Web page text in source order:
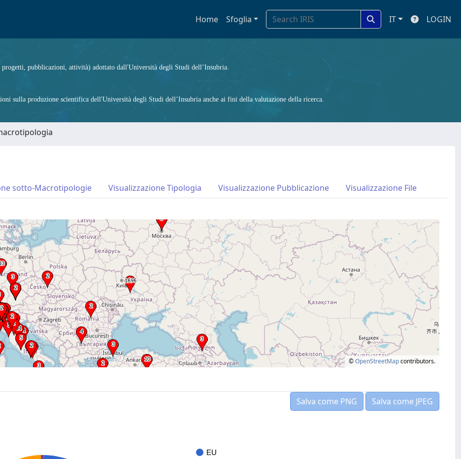
Home Sfoglia IT LOGIN
pubblicazioni, attività) adottato dall'Università degli Studi dell’Insubria.
sulla produzione scientifica dell'Università degli Studi dell’Insubria anche ai fini della valutazione della ricerca.
sotto-Macrotipologie Visualizzazione Tipologia Visualizzazione Pubblicazione Visualizzazione File
©OpenStreetMapcontributors.
Salva come PNG
Salva come JPEG
EU